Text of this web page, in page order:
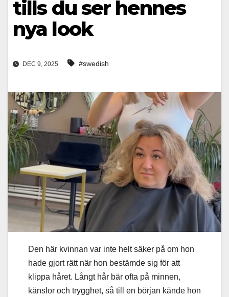
tills du ser hennes
nya look
DEC 9, 2025 #swedish
Den här kvinnan var inte helt säker på om hon
hade gjort rätt när hon bestämde sig för att
klippa håret. Långt hår bär ofta på minnen,
känslor och trygghet, så till en början kände hon